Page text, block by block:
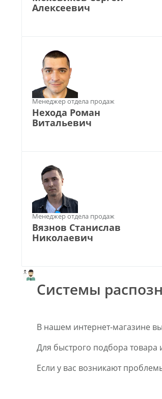
Алексеевич
Менеджер отдела продаж
Нехода Роман
Витальевич
Менеджер отдела продаж
Вязнов Станислав
Николаевич
Системы
В нашем интернет-магазине
Для быстрого подбора товара
Если у вас возникают